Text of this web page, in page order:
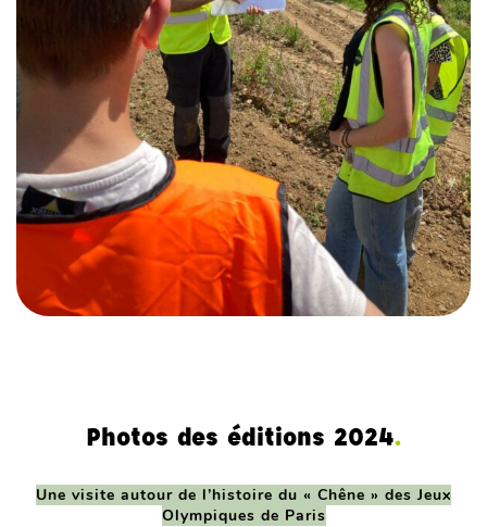
Photos des éditions 2024.
Une visite autour de l’histoire du « Chêne » des Jeux
Olympiques de Paris